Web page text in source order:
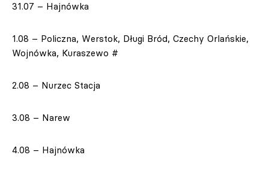
31.07 – Hajnówka
1.08 – Policzna, Werstok, Długi Bród, Czechy Orlańskie,
Wojnówka, Kuraszewo #
2.08 – Nurzec Stacja
3.08 – Narew
4.08 – Hajnówka